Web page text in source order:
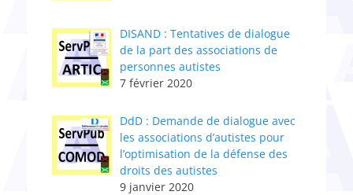
DISAND : Tentatives de dialogue
de la part des associations de
personnes autistes
7 février 2020
DdD : Demande de dialogue avec
les associations d’autistes pour
l’optimisation de la défense des
droits des autistes
9 janvier 2020